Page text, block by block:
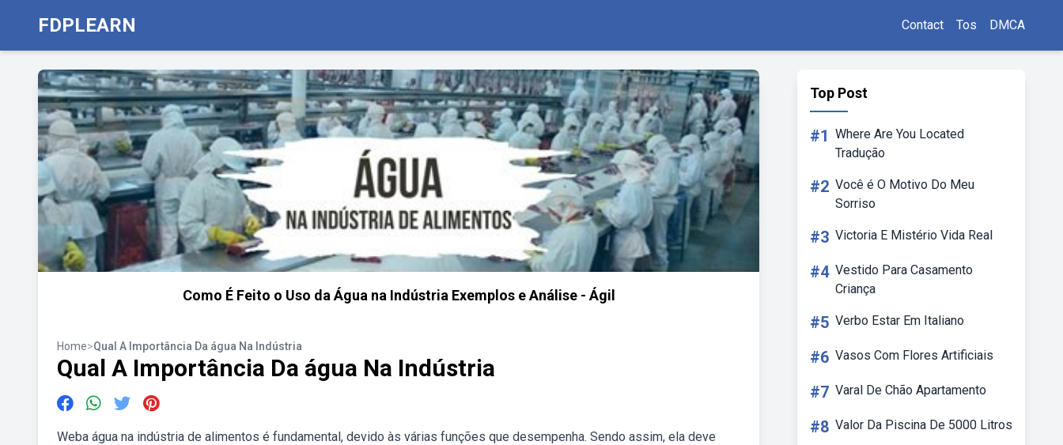
FDPLEARN Contact Tos DMCA
Como É Feito o Uso da Água na Indústria Exemplos e Análise - Ágil
Home>Qual A Importância Da água Na Indústria
Qual A Importância Da água Na Indústria
Weba água na indústria de alimentos é fundamental, devido às várias funções que desempenha. Sendo assim, ela deve
Top Post
#1 Where Are You Located
Tradução
#2 Você é O Motivo Do Meu
Sorriso
#3 Victoria E Mistério Vida Real
#4 Vestido Para Casamento
Criança
#5 Verbo Estar Em Italiano
#6 Vasos Com Flores Artificiais
#7 Varal De Chão Apartamento
#8 Valor Da Piscina De 5000 Litros